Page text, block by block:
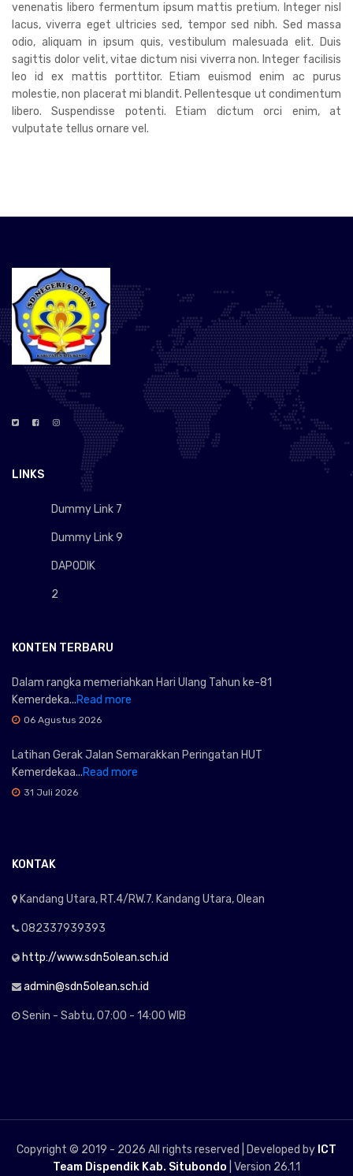
venenatis libero fermentum ipsum mattis pretium. Integer nisl
lacus, viverra eget ultricies sed, tempor sed nibh. Sed massa
odio, aliquam in ipsum quis, vestibulum malesuada elit. Duis
sagittis dolor velit, vitae dictum nisi viverra non. Integer facilisis
leo id ex mattis porttitor. Etiam euismod enim ac purus
molestie, non placerat mi blandit. Pellentesque ut condimentum
libero. Suspendisse potenti. Etiam dictum orci enim, at
vulputate tellus ornare vel.
LINKS
Dummy Link 7
Dummy Link 9
DAPODIK
2
KONTEN TERBARU
Dalam rangka memeriahkan Hari Ulang Tahun ke-81
Kemerdeka...Read more
06 Agustus 2026
Latihan Gerak Jalan Semarakkan Peringatan HUT
Kemerdekaa...Read more
31 Juli 2026
KONTAK
Kandang Utara, RT.4/RW.7. Kandang Utara, Olean
082337939393
http://www.sdn5olean.sch.id
admin@sdn5olean.sch.id
Senin - Sabtu, 07:00 - 14:00 WIB
Copyright © 2019 - 2026 All rights reserved | Developed by ICT
Team Dispendik Kab. Situbondo | Version 26.1.1